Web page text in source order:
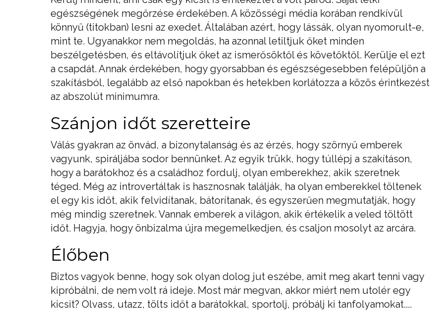
egészségének megőrzése érdekében. A közösségi média korában rendkívül
könnyű (titokban) lesni az exedet. Általában azért, hogy lássák, olyan nyomorult-e,
mint te. Ugyanakkor nem megoldás, ha azonnal letiltjuk őket minden
beszélgetésben, és eltávolítjuk őket az ismerősöktől és követőktől. Kerülje el ezt
a csapdát. Annak érdekében, hogy gyorsabban és egészségesebben felépüljön a
szakításból, legalább az első napokban és hetekben korlátozza a közös érintkezést
az abszolút minimumra.
Szánjon időt szeretteire
Válás gyakran az önvád, a bizonytalanság és az érzés, hogy szörnyű emberek
vagyunk, spiráljába sodor bennünket. Az egyik trükk, hogy túllépj a szakításon,
hogy a barátokhoz és a családhoz fordulj, olyan emberekhez, akik szeretnek
téged. Még az introvertáltak is hasznosnak találják, ha olyan emberekkel töltenek
el egy kis időt, akik felvidítanak, bátorítanak, és egyszerűen megmutatják, hogy
még mindig szeretnek. Vannak emberek a világon, akik értékelik a veled töltött
időt. Hagyja, hogy önbizalma újra megemelkedjen, és csaljon mosolyt az arcára.
Élőben
Biztos vagyok benne, hogy sok olyan dolog jut eszébe, amit meg akart tenni vagy
kipróbálni, de nem volt rá ideje. Most már megvan, akkor miért nem utolér egy
kicsit? Olvass, utazz, tölts időt a barátokkal, sportolj, próbálj ki tanfolyamokat....